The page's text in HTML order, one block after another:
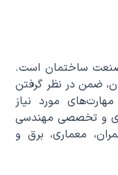
ساختمان است.
ضمن در نظر گرفتن
مورد نیاز
و تخصصی مهندسی
معماری، برق و